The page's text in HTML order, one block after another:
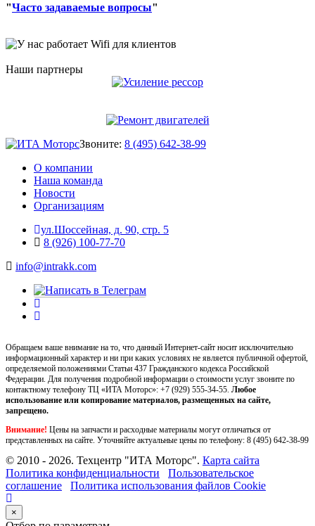
"Часто задаваемые вопросы"
Наши партнеры
Звоните: 8 (495) 642-38-99
О компании
Наша команда
Новости
Организациям
ул.Шоссейная, д. 90, стр. 5
8 (926) 100-77-70
info@intrakk.com
Обращаем ваше внимание на то, что данный Интернет-сайт носит исключительно
информационный характер и ни при каких условиях не является публичной офертой,
определяемой положениями Статьи 437 Гражданского кодекса Российской
Федерации. Для получения подробной информации о стоимости услуг звоните по
контактному телефону ТЦ «ИТА Моторс»: +7 (929) 555-34-55. Любое
использование или копирование материалов, размещенных на сайте,
запрещено.
Внимание! Цены на запчасти и расходные материалы могут отличаться от
представленных на сайте. Уточняйте актуальные цены по телефону: 8 (495) 642-38-99
© 2010 - 2026. Техцентр "ИТА Моторс". Карта сайта
Политика конфиденциальности
Пользовательское
соглашение
Политика использования файлов Cookie
×